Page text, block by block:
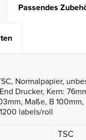
Passendes
Normalpapier,
Drucker, Kern:
Maße, B 100mm,
labels/roll
TSC